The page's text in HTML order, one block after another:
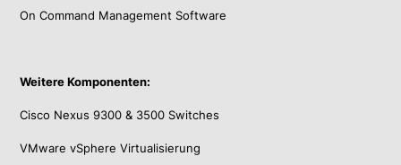
On Command Management Software
Weitere Komponenten:
Cisco Nexus 9300 & 3500 Switches
VMware vSphere Virtualisierung